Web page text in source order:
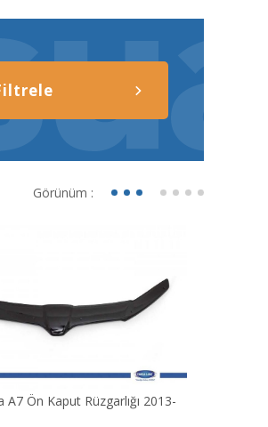
Görünüm :
A7 Ön Kaput Rüzgarlığı 2013-